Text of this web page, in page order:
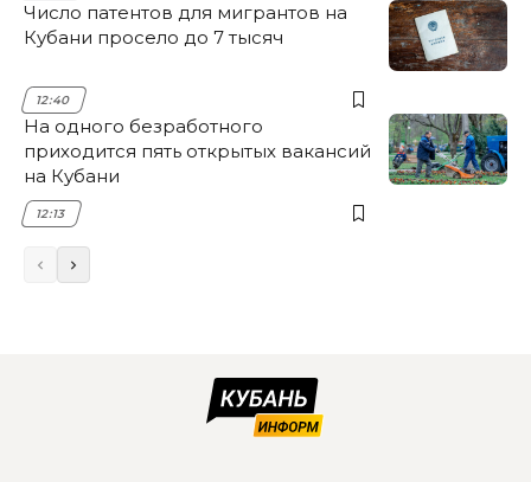
Число патентов для мигрантов на
Кубани просело до 7 тысяч
12:40
На одного безработного
приходится пять открытых вакансий
на Кубани
12:13